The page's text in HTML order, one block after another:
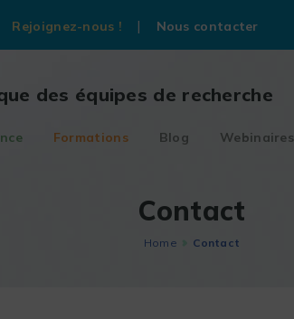
Rejoignez-nous ! Nous contacter
des équipes de recherche
Formations Blog Webinaires
Contact
Home Contact